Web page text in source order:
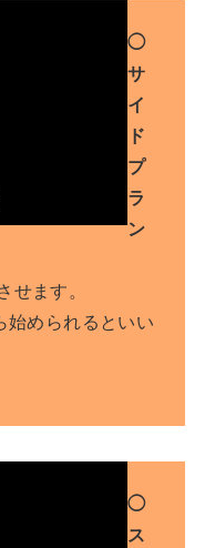
◯
サ
イ
ド
プ
ラ
ン
ます。
始められるといい
◯
ス